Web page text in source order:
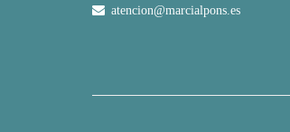
atencion@marcialpons.es